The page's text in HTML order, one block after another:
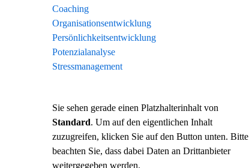
Coaching
Organisationsentwicklung
Persönlichkeitsentwicklung
Potenzialanalyse
Stressmanagement
Sie sehen gerade einen Platzhalterinhalt von
Standard. Um auf den eigentlichen Inhalt
zuzugreifen, klicken Sie auf den Button unten. Bitte
beachten Sie, dass dabei Daten an Drittanbieter
weitergegeben werden.